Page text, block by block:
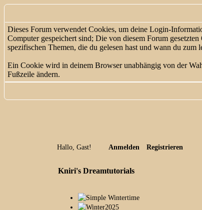
Dieses Forum verwendet Cookies, um deine Login-
Computer gespeichert sind; Die von diesem Forum
spezifischen Themen, die du gelesen hast und wann du zum
Ein Cookie wird in deinem Browser unabhängig von der
Fußzeile ändern.
Hallo, Gast! Anmelden Registrieren
Kniri's Dreamtutorials